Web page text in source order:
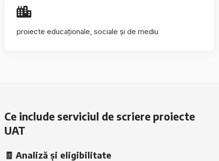
proiecte educaționale, sociale și de mediu
Ce include serviciul de scriere proiecte
UAT
🧾 Analiză și eligibilitate